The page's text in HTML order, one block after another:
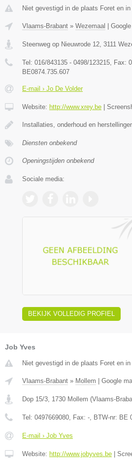
Niet gevestigd in de plaats Foret en
Vlaams-Brabant » Wezemaal
Steenweg op Nieuwrode 12, 3111
Tel: 016/843135 - 0498/123215, Fax:
BE0874.735.607
E-mail › Jo De Volder
Website: http://www.xrey.be
Installaties, onderhoud en
Diensten onbekend
Openingstijden onbekend
Sociale media:
BEKIJK VOLLEDIG PROFIEL
Job Yves
Niet gevestigd in de plaats Foret en in
Vlaams-Brabant » Mollem Google
Dop 15/3 1730 Mollem (Vlaams-
Tel: 0497669080 , Fax: - , BTW-nr: BE
E-mail › Job Yves
Website: http://www.jobyves.be